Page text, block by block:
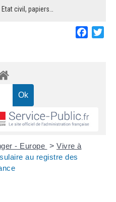
Etat civil, papiers…
- Europe > Vivre à
au registre des